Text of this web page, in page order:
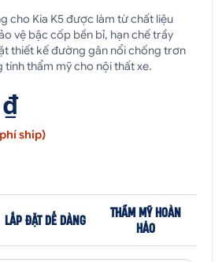
cho Kia K5 được làm từ chất liệu
vệ bậc cốp bền bỉ, hạn chế trầy
thiết kế đường gân nổi chống trơn
thẩm mỹ cho nội thất xe.
ship)
LẮP ĐẶT DỄ DÀNG
THẨM MỸ HOÀN
HẢO